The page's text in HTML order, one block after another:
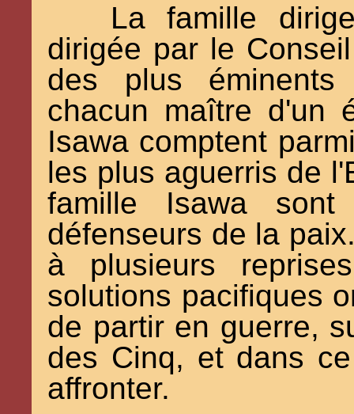
La famille
dirigée par le
des plus
chacun maître d'un
Isawa comptent
les plus aguerris de
famille Isawa
défenseurs de la
à plusieurs
solutions pacifiques
de partir en guerre,
des Cinq, et dans
affronter.